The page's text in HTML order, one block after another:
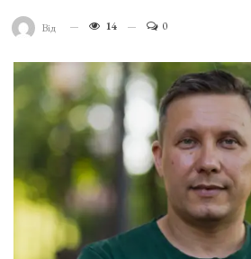
Від 14 0